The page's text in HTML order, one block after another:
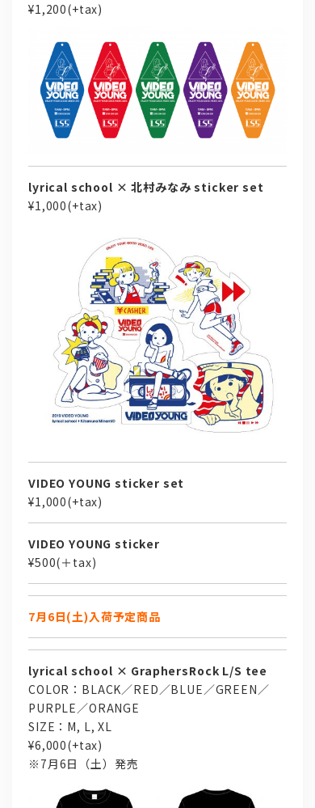
¥1,200(+tax)
lyrical school × 北村みなみ sticker set
¥1,000(+tax)
VIDEO YOUNG sticker set
¥1,000(+tax)
VIDEO YOUNG sticker
¥500(＋tax)
7月6日(土)入荷予定商品
lyrical school × GraphersRock L/S tee
COLOR：BLACK／RED／BLUE／GREEN／
PURPLE／ORANGE
SIZE：M, L, XL
¥6,000(+tax)
※7月6日（土）発売